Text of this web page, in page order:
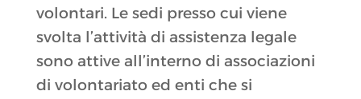
volontari. Le sedi presso cui viene
svolta l’attività di assistenza legale
sono attive all’interno di associazioni
di volontariato ed enti che si